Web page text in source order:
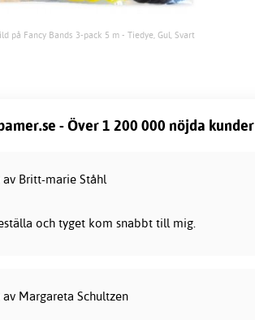
på Fancy Bands 3-pack 5 m - Tiedye, Gul, Svart
- Över 1 200 000 nöjda kunder
av Britt-marie Ståhl
och tyget kom snabbt till mig.
av Margareta Schultzen